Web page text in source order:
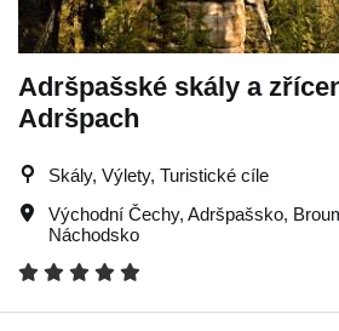
Adršpašské skály a
Adršpach
Skály, Výlety, Turistické cíle
Východní Čechy, Adršpašsko,
Náchodsko